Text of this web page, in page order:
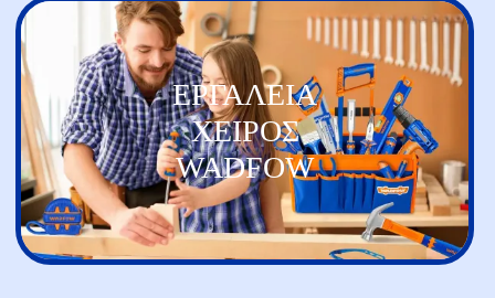
ΕΡΓΑΛΕΙΑ
ΧΕΙΡΟΣ
WADFOW